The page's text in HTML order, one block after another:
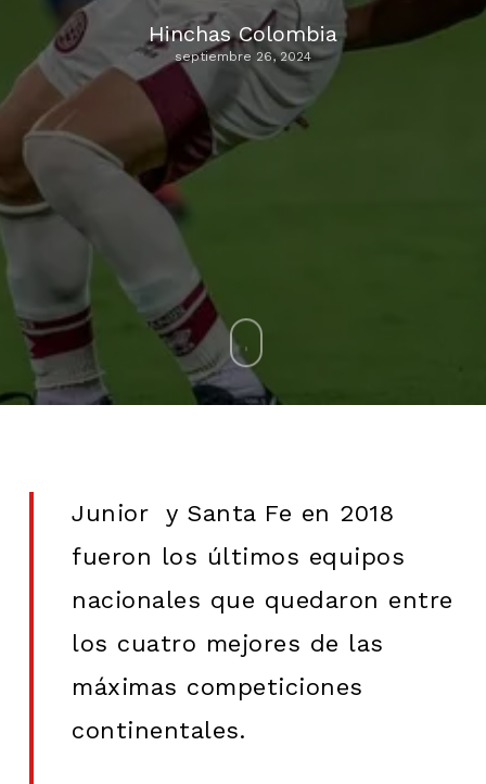
Hinchas Colombia
septiembre 26, 2024
Junior y Santa Fe en 2018
fueron los últimos equipos
nacionales que quedaron entre
los cuatro mejores de las
máximas competiciones
continentales.